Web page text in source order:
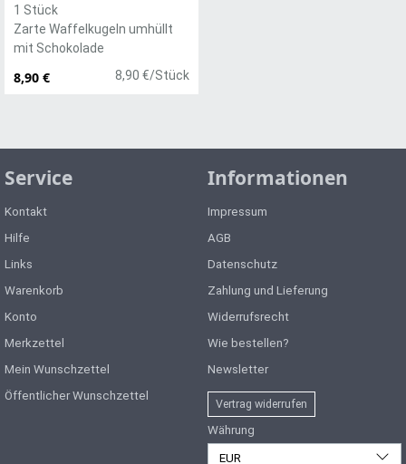
8,90 € 8,90 €/Stück
1 Stück
Zarte Waffelkugeln umhüllt
mit Schokolade
Service
Kontakt
Hilfe
Links
Warenkorb
Konto
Merkzettel
Mein Wunschzettel
Öffentlicher Wunschzettel
Informationen
Impressum
AGB
Datenschutz
Zahlung und Lieferung
Widerrufsrecht
Wie bestellen?
Newsletter
Vertrag widerrufen
Währung
EUR